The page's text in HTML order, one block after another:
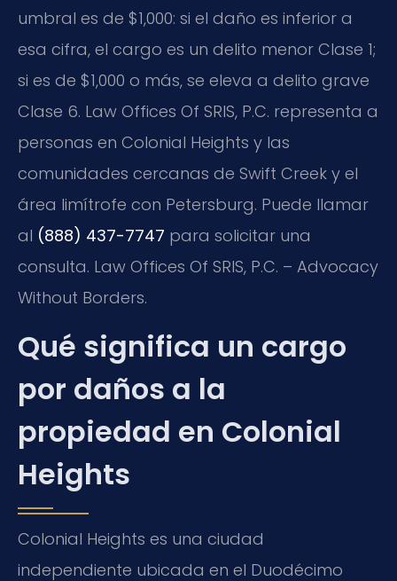
umbral es de $1,000: si el daño es inferior a
esa cifra, el cargo es un delito menor Clase 1;
si es de $1,000 o más, se eleva a delito grave
Clase 6. Law Offices Of SRIS, P.C. representa a
personas en Colonial Heights y las
comunidades cercanas de Swift Creek y el
área limítrofe con Petersburg. Puede llamar
al (888) 437-7747 para solicitar una
consulta. Law Offices Of SRIS, P.C. – Advocacy
Without Borders.
Qué significa un cargo
por daños a la
propiedad en Colonial
Heights
Colonial Heights es una ciudad
independiente ubicada en el Duodécimo